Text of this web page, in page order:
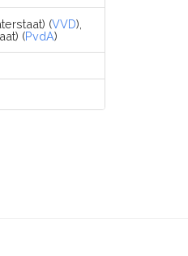
(VVD),
(PvdA)